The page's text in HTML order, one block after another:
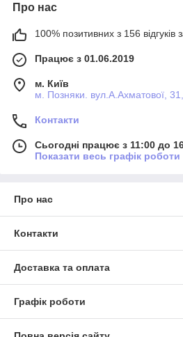
Про нас
100% позитивних з 156 відгуків
Працює з 01.06.2019
м. Київ
м. Позняки. вул.А.Ахматової, 31,
Контакти
Сьогодні працює з 11:00 до
Показати весь графік роботи
Про нас
Контакти
Доставка та оплата
Графік роботи